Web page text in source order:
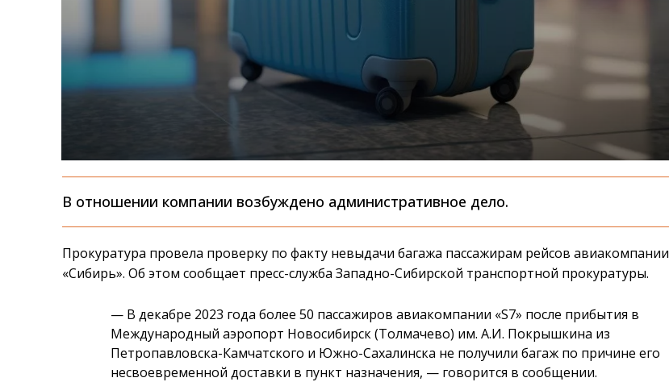
В отношении компании возбуждено административное дело.
Прокуратура провела проверку по факту невыдачи багажа пассажирам рейсов авиакомпании
«Сибирь». Об этом сообщает пресс-служба Западно-Сибирской транспортной прокуратуры.
— В декабре 2023 года более 50 пассажиров авиакомпании «S7» после прибытия в
Международный аэропорт Новосибирск (Толмачево) им. А.И. Покрышкина из
Петропавловска-Камчатского и Южно-Сахалинска не получили багаж по причине его
несвоевременной доставки в пункт назначения, — говорится в сообщении.